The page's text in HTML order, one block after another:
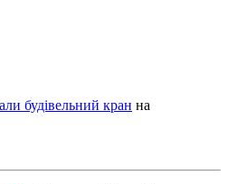
будівельний кран на